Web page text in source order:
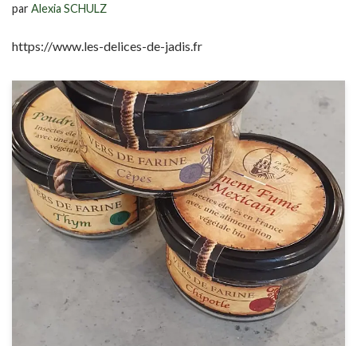
parAlexia SCHULZ
https://www.les-delices-de-jadis.fr